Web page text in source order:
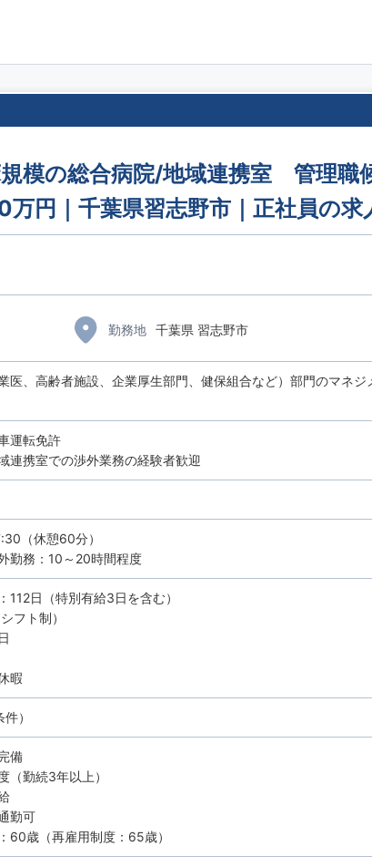
模の総合病院/地域連携室 管理職
円｜千葉県習志野市｜正社員の求
勤務地 千葉県 習志野市
医、高齢者施設、企業厚生部門、健保組合など）部門のマネジ
運転免許
連携室での渉外業務の経験者歓迎
（休憩60分）
勤務：10～20時間程度
112日（特別有給3日を含む）
フト制）
暇
）
備
（勤続3年以上）
勤可
60歳（再雇用制度：65歳）